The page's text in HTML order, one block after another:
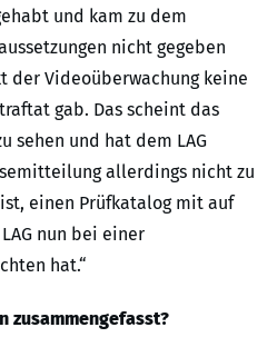
und kam zu dem
nicht gegeben
der Videoüberwachung keine
gab. Das scheint das
sehen und hat dem LAG
allerdings nicht zu
einen Prüfkatalog mit auf
nun bei einer
hat.“
zusammengefasst?